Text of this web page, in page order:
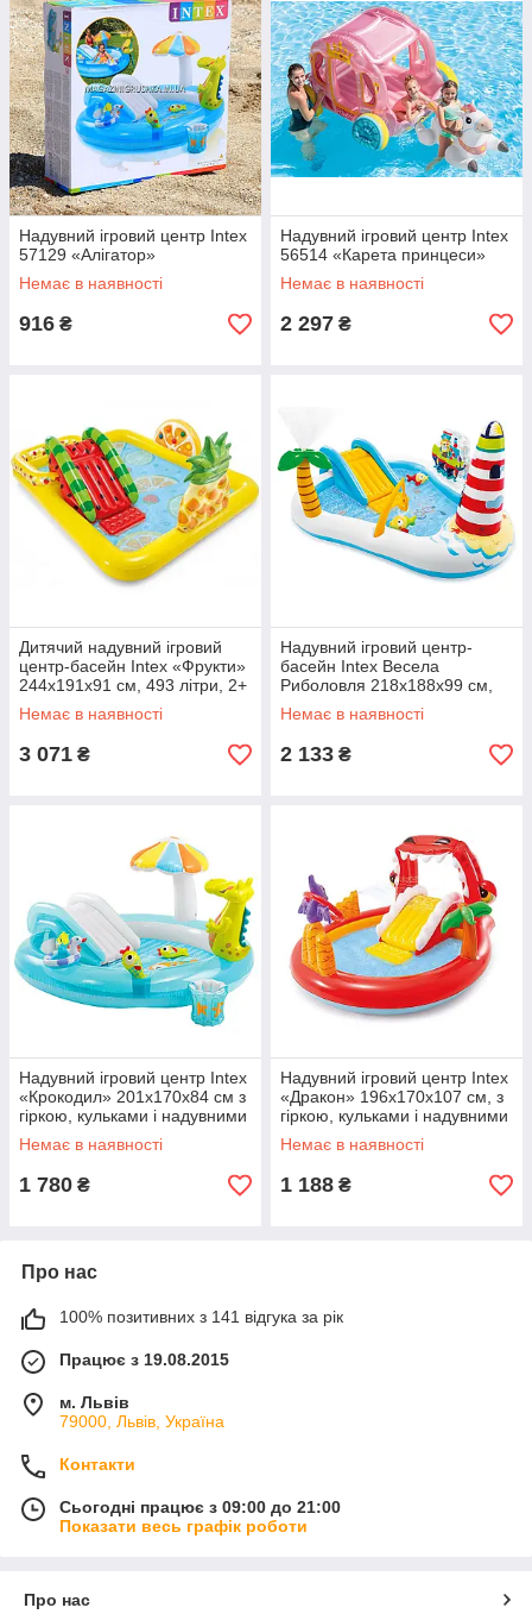
Надувний ігровий центр Intex
57129 «Алігатор»
Немає в наявності
916 ₴
Надувний ігровий центр Intex
56514 «Карета принцеси»
Немає в наявності
2 297 ₴
Дитячий надувний ігровий
центр-басейн Intex «Фрукти»
244x191x91 см, 493 літри, 2+
з іграшками, гіркою
Немає в наявності
3 071 ₴
Надувний ігровий центр-
басейн Intex Весела
Риболовля 218х188х99 см,
розприскувач, гірка, шаріки , з
надувною вудочкою, 2 риби
Немає в наявності
2 133 ₴
Надувний ігровий центр Intex
«Крокодил» 201х170х84 см з
гіркою, кульками і надувними
кільцями 160 л (57165)
Немає в наявності
1 780 ₴
Надувний ігровий центр Intex
«Дракон» 196х170х107 см, з
гіркою, кульками і надувними
кільцями 150 л (57163)
Немає в наявності
1 188 ₴
Про нас
100% позитивних з 141 відгука за рік
Працює з 19.08.2015
м. Львів
79000, Львів, Україна
Контакти
Сьогодні працює з 09:00 до 21:00
Показати весь графік роботи
Про нас